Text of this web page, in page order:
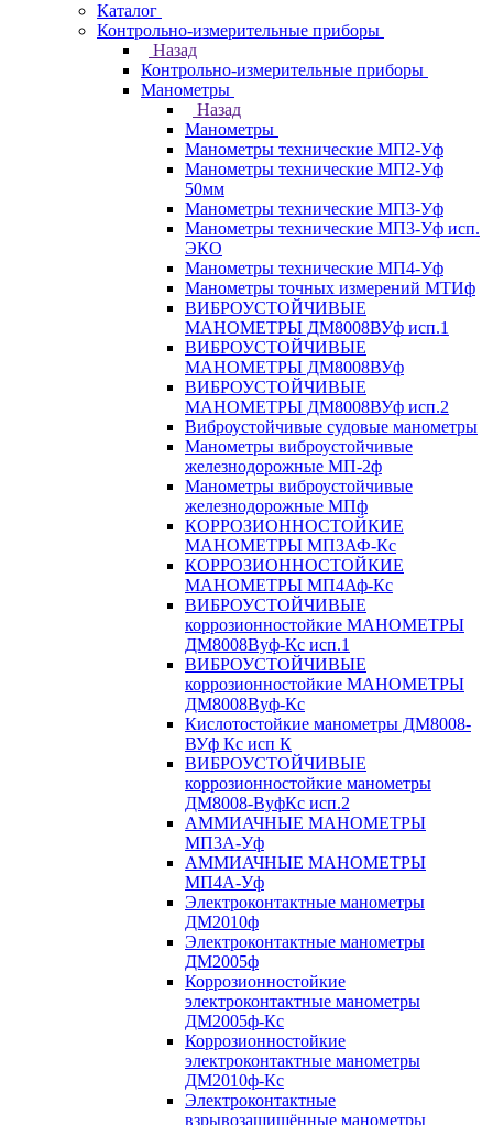
Каталог
Контрольно-измерительные приборы
Назад
Контрольно-измерительные приборы
Манометры
Назад
Манометры
Манометры технические МП2-Уф
Манометры технические МП2-Уф
50мм
Манометры технические МП3-Уф
Манометры технические МП3-Уф исп.
ЭКО
Манометры технические МП4-Уф
Манометры точных измерений МТИф
ВИБРОУСТОЙЧИВЫЕ
МАНОМЕТРЫ ДМ8008ВУф исп.1
ВИБРОУСТОЙЧИВЫЕ
МАНОМЕТРЫ ДМ8008ВУф
ВИБРОУСТОЙЧИВЫЕ
МАНОМЕТРЫ ДМ8008ВУф исп.2
Виброустойчивые судовые манометры
Манометры виброустойчивые
железнодорожные МП-2ф
Манометры виброустойчивые
железнодорожные МПф
КОРРОЗИОННОСТОЙКИЕ
МАНОМЕТРЫ МП3АФ-Кс
КОРРОЗИОННОСТОЙКИЕ
МАНОМЕТРЫ МП4Аф-Кс
ВИБРОУСТОЙЧИВЫЕ
коррозионностойкие МАНОМЕТРЫ
ДМ8008Вуф-Кс исп.1
ВИБРОУСТОЙЧИВЫЕ
коррозионностойкие МАНОМЕТРЫ
ДМ8008Вуф-Кс
Кислотостойкие манометры ДМ8008-
ВУф Кс исп К
ВИБРОУСТОЙЧИВЫЕ
коррозионностойкие манометры
ДМ8008-ВуфКс исп.2
АММИАЧНЫЕ МАНОМЕТРЫ
МП3А-Уф
АММИАЧНЫЕ МАНОМЕТРЫ
МП4А-Уф
Электроконтактные манометры
ДМ2010ф
Электроконтактные манометры
ДМ2005ф
Коррозионностойкие
электроконтактные манометры
ДМ2005ф-Кс
Коррозионностойкие
электроконтактные манометры
ДМ2010ф-Кс
Электроконтактные
взрывозащищённые манометры